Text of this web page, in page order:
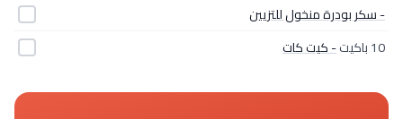
- سكر بودرة منخول للتزيين
10 باكيت
- كيت كات